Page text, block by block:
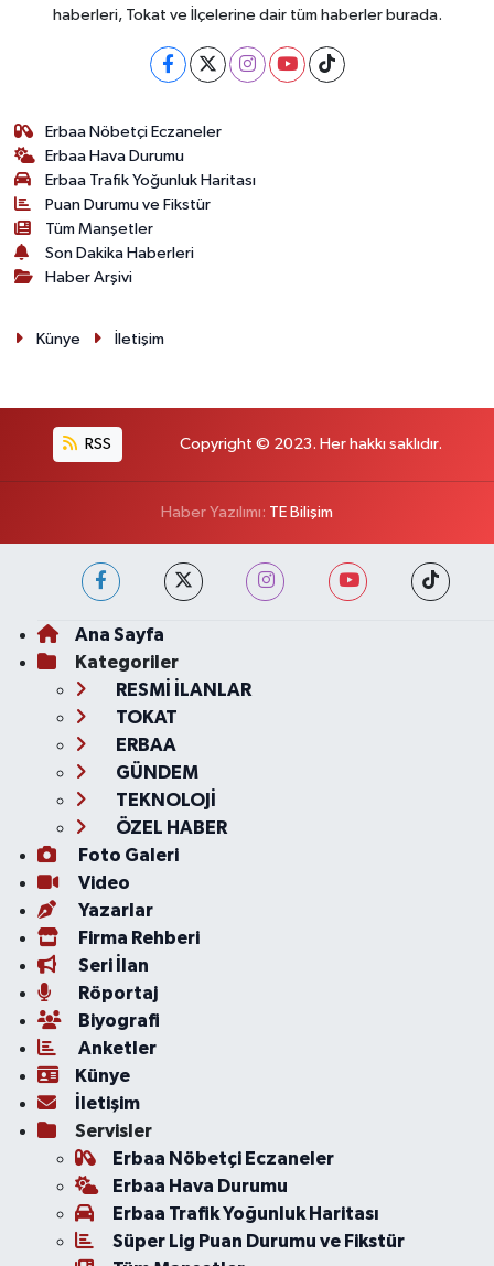
haberleri, Tokat ve İlçelerine dair tüm haberler burada.
Erbaa Nöbetçi Eczaneler
Erbaa Hava Durumu
Erbaa Trafik Yoğunluk Haritası
Puan Durumu ve Fikstür
Tüm Manşetler
Son Dakika Haberleri
Haber Arşivi
Künye İletişim
RSS Copyright © 2023. Her hakkı saklıdır.
Haber Yazılımı: TE Bilişim
Ana Sayfa
Kategoriler
RESMİ İLANLAR
TOKAT
ERBAA
GÜNDEM
TEKNOLOJİ
ÖZEL HABER
Foto Galeri
Video
Yazarlar
Firma Rehberi
Seri İlan
Röportaj
Biyografi
Anketler
Künye
İletişim
Servisler
Erbaa Nöbetçi Eczaneler
Erbaa Hava Durumu
Erbaa Trafik Yoğunluk Haritası
Süper Lig Puan Durumu ve Fikstür